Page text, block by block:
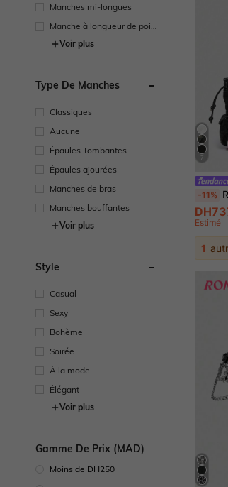
Manches mi-longues
Manche à longueur de poig
netVoir plus
Type De Manches
Classiques
Aucune
Épaules Tombantes
Épaules ajourées
Manches de bras
Manches bouffantes
Voir plus
Style
Casual
Sexy
Bohème
Soirée
À la mode
Élégant
Voir plus
Gamme De Prix (MAD)
Moins de DH250
7
-11%
Estimé
1